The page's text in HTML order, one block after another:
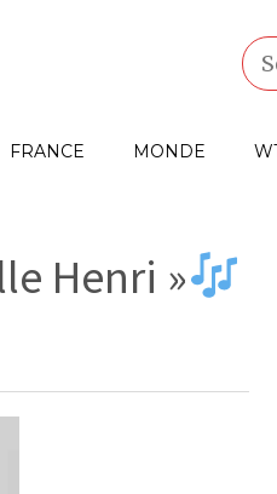
FRANCE MONDE
Henri »